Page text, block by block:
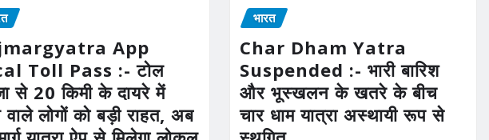
App
Toll Pass :- टोल
से 20 किमी के दायरे में
लोगों को बड़ी राहत, अब
भारत
Char Dham Yatra
Suspended :- भारी बारिश
और भूस्खलन के खतरे के बीच
चार धाम यात्रा अस्थायी रूप से